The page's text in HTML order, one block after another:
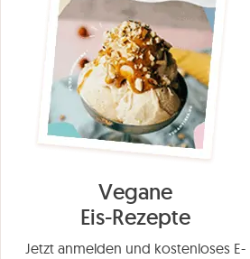
Vegane
Eis-Rezepte
Jetzt anmelden und kostenloses E-